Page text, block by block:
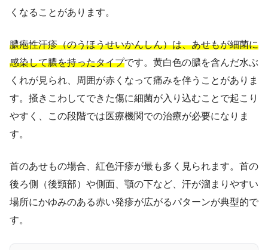
くなることがあります。
膿疱性汗疹（のうほうせいかんしん）は、あせもが細菌に
感染して膿を持ったタイプです。黄白色の膿を含んだ水ぶ
くれが見られ、周囲が赤くなって痛みを伴うことがありま
す。掻きこわしてできた傷に細菌が入り込むことで起こり
やすく、この段階では医療機関での治療が必要になりま
す。
首のあせもの場合、紅色汗疹が最も多く見られます。首の
後ろ側（後頸部）や側面、顎の下など、汗が溜まりやすい
場所にかゆみのある赤い発疹が広がるパターンが典型的で
す。